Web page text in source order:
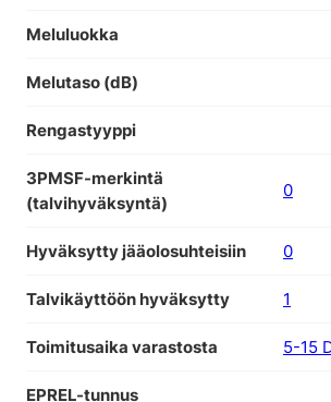
Meluluokka
Melutaso (dB)
Rengastyyppi
3PMSF-merkintä
(talvihyväksyntä)
0
Hyväksytty jääolosuhteisiin 0
Talvikäyttöön hyväksytty 1
Toimitusaika varastosta 5-15
EPREL-tunnus